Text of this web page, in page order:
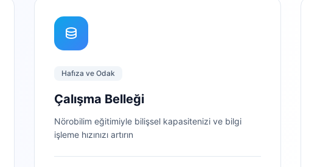
Hafıza ve Odak
Çalışma Belleği
Nörobilim eğitimiyle bilişsel kapasitenizi ve bilgi
işleme hızınızı artırın